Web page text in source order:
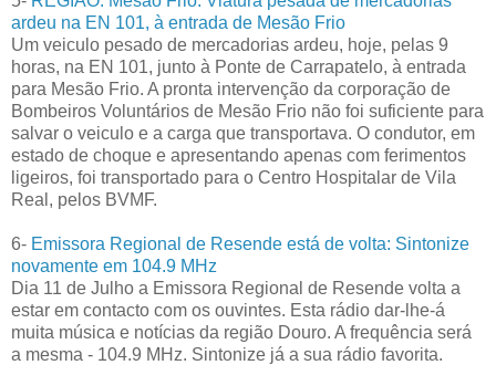
ardeu na EN 101, à entrada de Mesão Frio
Um veiculo pesado de mercadorias ardeu, hoje, pelas 9
horas, na EN 101, junto à Ponte de Carrapatelo, à entrada
para Mesão Frio. A pronta intervenção da corporação de
Bombeiros Voluntários de Mesão Frio não foi suficiente para
salvar o veiculo e a carga que transportava. O condutor, em
estado de choque e apresentando apenas com ferimentos
ligeiros, foi transportado para o Centro Hospitalar de Vila
Real, pelos BVMF.
6- Emissora Regional de Resende está de volta: Sintonize
novamente em 104.9 MHz
Dia 11 de Julho a Emissora Regional de Resende volta a
estar em contacto com os ouvintes. Esta rádio dar-lhe-á
muita música e notícias da região Douro. A frequência será
a mesma - 104.9 MHz. Sintonize já a sua rádio favorita.